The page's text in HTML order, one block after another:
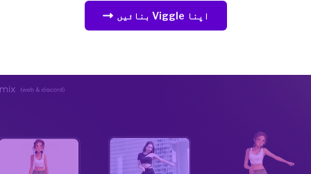
اپنا Viggle بنائیں